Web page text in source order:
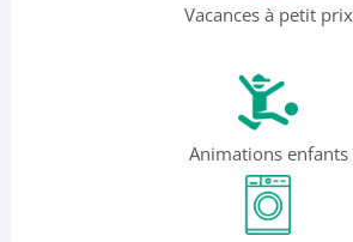
Vacances à petit prix
Animations enfants